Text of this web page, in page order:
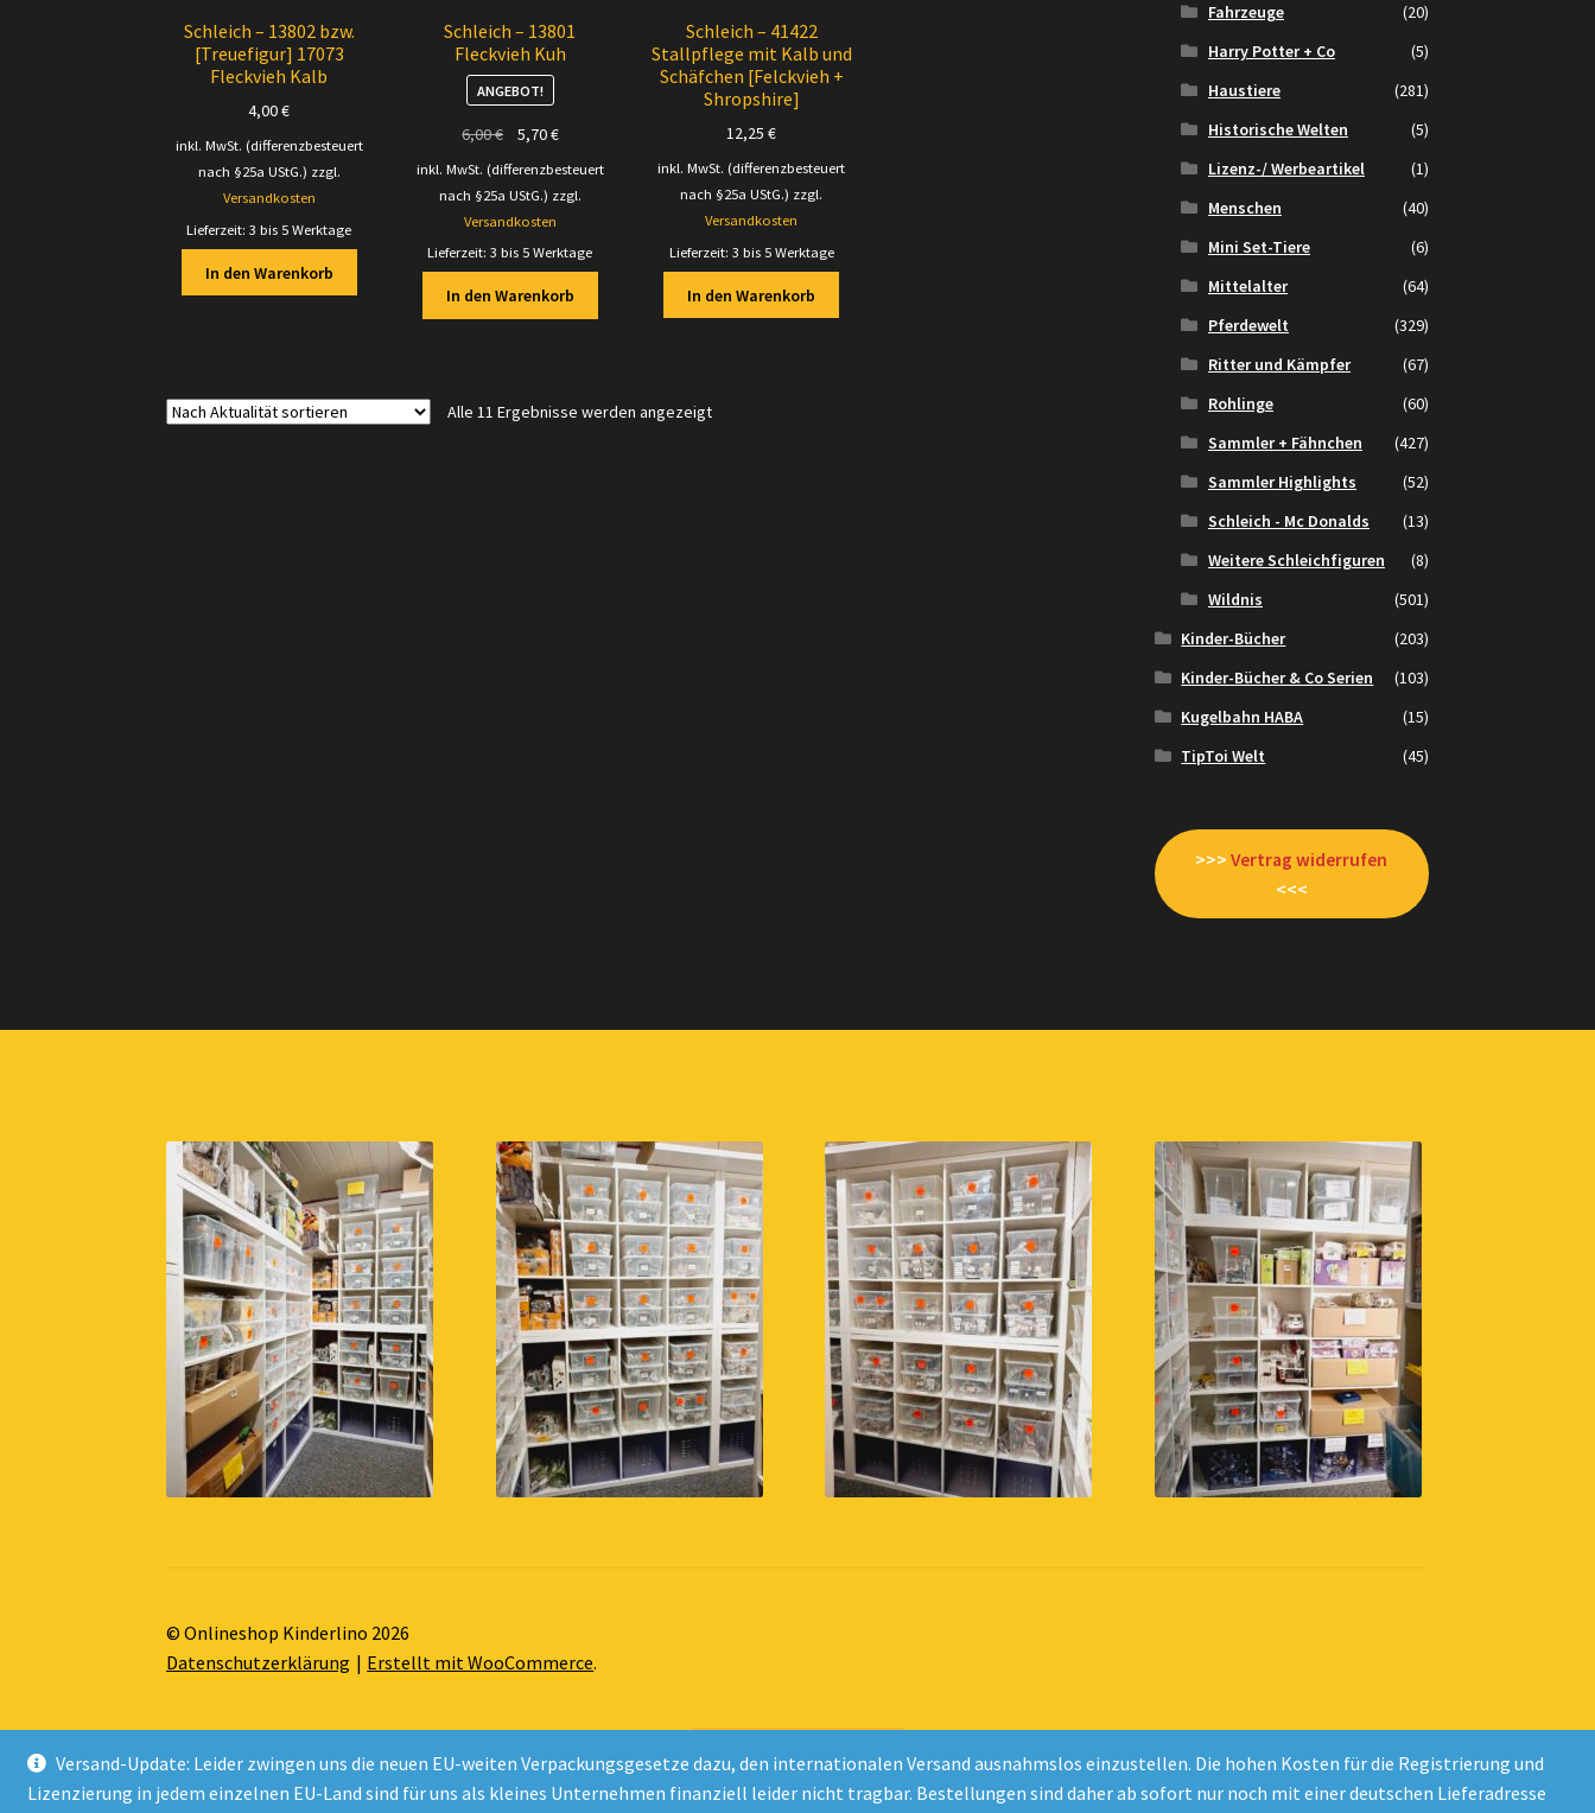
Versand-Update: Leider zwingen uns die neuen EU-weiten Verpackungsgesetze dazu, den internationalen Versand ausnahmslos einzustellen. Die hohen Kosten für die Registrierung und
Lizenzierung in jedem einzelnen EU-Land sind für uns als kleines Unternehmen finanziell leider nicht tragbar. Bestellungen sind daher ab sofort nur noch mit einer deutschen Lieferadresse
Schleich – 13802 bzw.
[Treuefigur] 17073
Fleckvieh Kalb
4,00€
inkl. MwSt. (differenzbesteuert
nach §25a UStG.) zzgl.
Versandkosten
Lieferzeit:3 bis 5 Werktage
In den Warenkorb
Schleich – 13801
Fleckvieh Kuh
ANGEBOT!
6,00€
Ursprünglicher
Preis
5,70€Aktueller
inkl. MwSt. (differenzbesteuert
nach §25a UStG.) zzgl.
Versandkosten
Lieferzeit:3 bis 5 Werktage
In den Warenkorb
Schleich – 41422
Stallpflege mit Kalb und
Schäfchen [Felckvieh +
Shropshire]
12,25€
inkl. MwSt. (differenzbesteuert
nach §25a UStG.) zzgl.
Versandkosten
Lieferzeit: 3 bis 5 Werktage
In den Warenkorb
Alle 11 Ergebnisse werden angezeigtNach
Fahrzeuge
(20)
Harry Potter + Co
(5)
Haustiere
(281)
Historische Welten
(5)
Lizenz-/ Werbeartikel
(1)
Menschen
(40)
Mini Set-Tiere
(6)
Mittelalter
(64)
Pferdewelt
(329)
Ritter und Kämpfer
(67)
Rohlinge
(60)
Sammler + Fähnchen
(427)
Sammler Highlights
(52)
Schleich - Mc Donalds
(13)
Weitere Schleichfiguren
(8)
Wildnis
(501)
Kinder-Bücher
(203)
Kinder-Bücher & Co Serien
(103)
Kugelbahn HABA
(15)
TipToi Welt
(45)
>>>Vertrag widerrufen
<<<
© Onlineshop Kinderlino 2026
Datenschutzerklärung
Erstellt mit WooCommerce.
Vertrag widerrufen
Alle Preise inkl. der gesetzlichen MwSt.